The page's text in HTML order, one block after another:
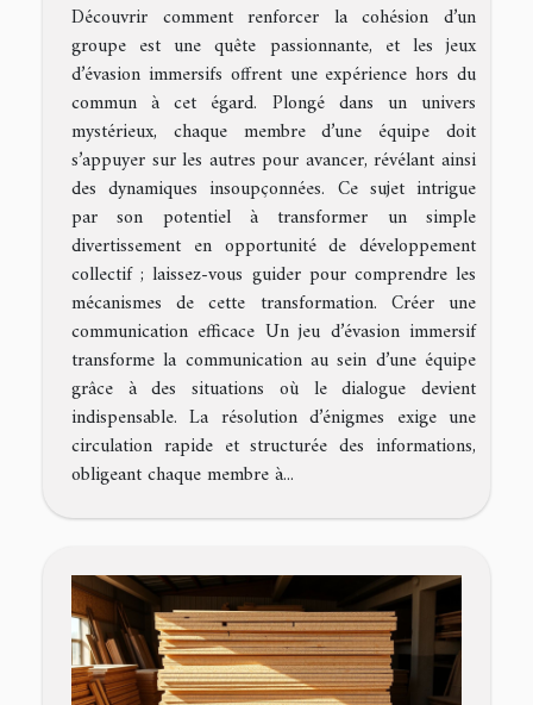
Découvrir comment renforcer la cohésion d’un
groupe est une quête passionnante, et les jeux
d’évasion immersifs offrent une expérience hors du
commun à cet égard. Plongé dans un univers
mystérieux, chaque membre d’une équipe doit
s’appuyer sur les autres pour avancer, révélant ainsi
des dynamiques insoupçonnées. Ce sujet intrigue
par son potentiel à transformer un simple
divertissement en opportunité de développement
collectif ; laissez-vous guider pour comprendre les
mécanismes de cette transformation. Créer une
communication efficace Un jeu d’évasion immersif
transforme la communication au sein d’une équipe
grâce à des situations où le dialogue devient
indispensable. La résolution d’énigmes exige une
circulation rapide et structurée des informations,
obligeant chaque membre à...